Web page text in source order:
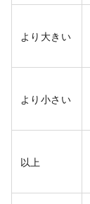
より大きい
より小さい
以上